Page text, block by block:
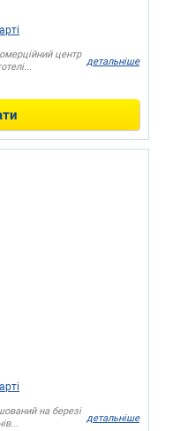
центр
детальніше
на березі
детальніше